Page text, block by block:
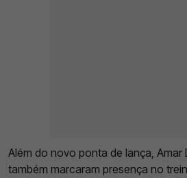
Além do novo ponta de lança, Amar
também marcaram presença no trein